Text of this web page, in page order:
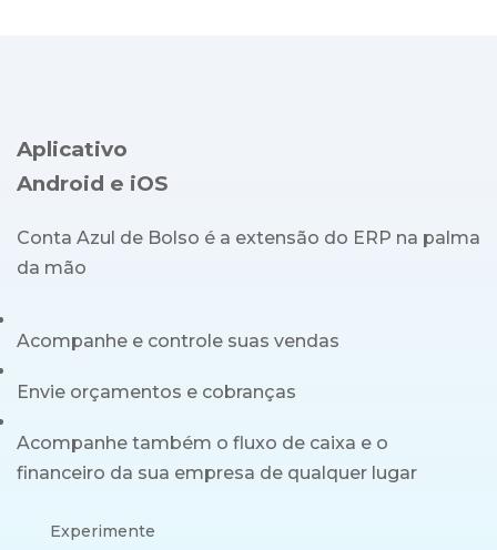
Aplicativo
Android e iOS
Conta Azul de Bolso é a extensão do ERP na palma
da mão
Acompanhe e controle suas vendas
Envie orçamentos e cobranças
Acompanhe também o fluxo de caixa e o
financeiro da sua empresa de qualquer lugar
Experimente